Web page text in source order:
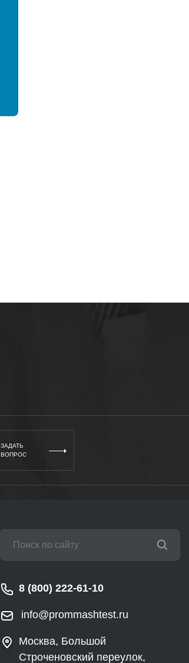
ЗАДАТЬ
ВОПРОС
8 (800) 222-61-10
info@prommashtest.ru
Москва, Большой
Строченовский переулок,